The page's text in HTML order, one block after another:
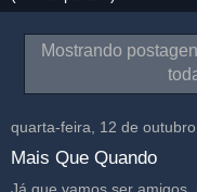
Mostrando
quarta-feira, 12 de
Mais Que Quando
Já que vamos ser